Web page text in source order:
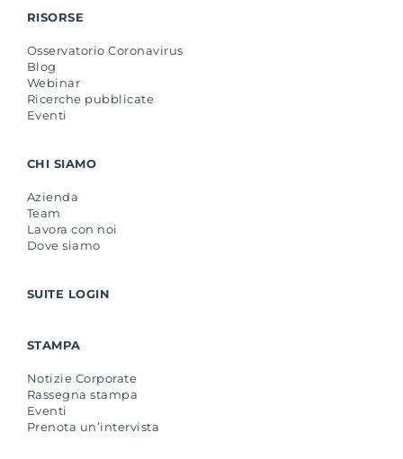
RISORSE
Osservatorio Coronavirus
Blog
Webinar
Ricerche pubblicate
Eventi
CHI SIAMO
Azienda
Team
Lavora con noi
Dove siamo
SUITE LOGIN
STAMPA
Notizie Corporate
Rassegna stampa
Eventi
Prenota un’intervista